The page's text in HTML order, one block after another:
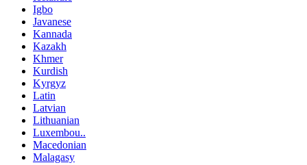
Igbo
Javanese
Kannada
Kazakh
Khmer
Kurdish
Kyrgyz
Latin
Latvian
Lithuanian
Luxembou..
Macedonian
Malagasy